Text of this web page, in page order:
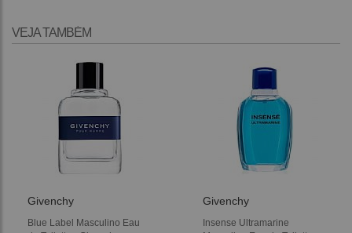
VEJA TAMBÉM
Givenchy
Blue Label Masculino Eau
Givenchy
Insense Ultramarine